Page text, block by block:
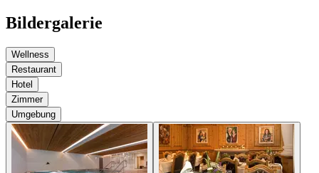
Bildergalerie
Wellness
Restaurant
Hotel
Zimmer
Umgebung